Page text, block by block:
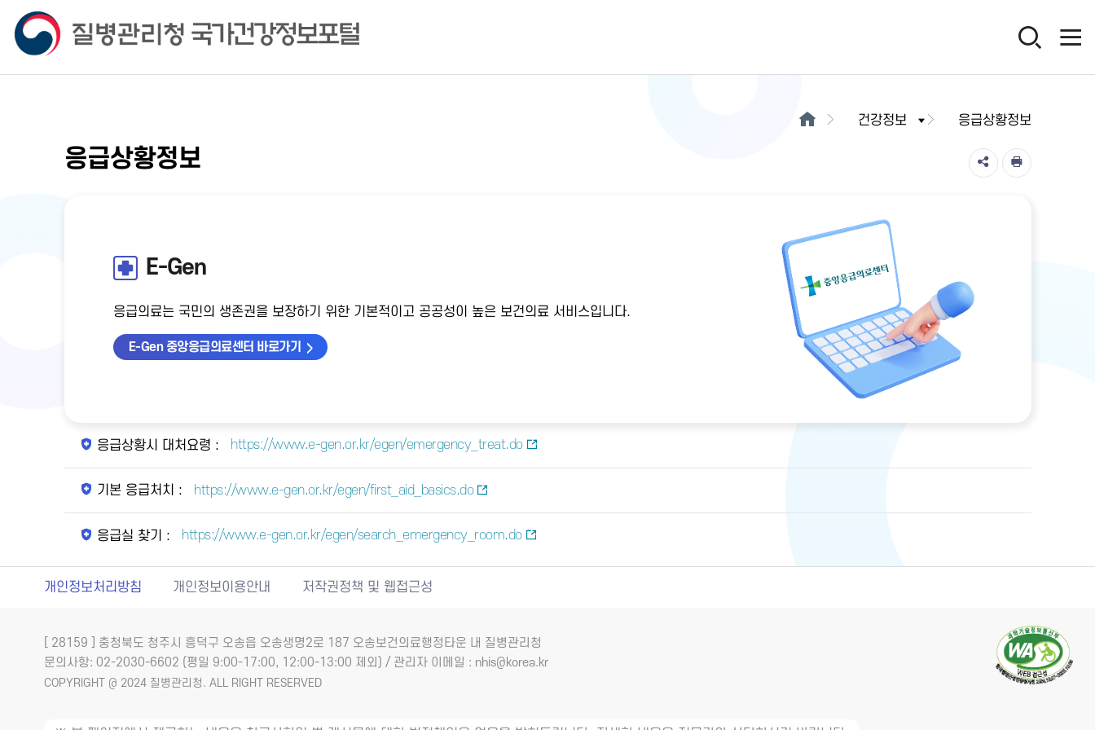
건강정보 응급상황정보
응급상황정보
E-Gen
응급의료는 국민의 생존권을 보장하기 위한 기본적이고 공공성이 높은 보건의료 서비스입니다.
E-Gen 중앙응급의료센터 바로가기
응급상황시 대처요령 : https://www.e-gen.or.kr/egen/emergency_treat.do
기본 응급처치 : https://www.e-gen.or.kr/egen/first_aid_basics.do
응급실 찾기 : https://www.e-gen.or.kr/egen/search_emergency_room.do
개인정보처리방침 개인정보이용안내 저작권정책 및 웹접근성
[ 28159 ] 충청북도 청주시 흥덕구 오송읍 오송생명2로 187 오송보건의료행정타운 내 질병관리청
문의사항: 02-2030-6602 (평일 9:00-17:00, 12:00-13:00 제외) / 관리자 이메일 : nhis@korea.kr
COPYRIGHT @ 2024 질병관리청. ALL RIGHT RESERVED